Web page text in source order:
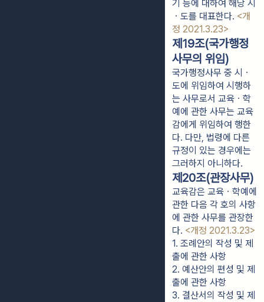
기 등에 대하여 해당 시
ㆍ도를 대표한다. <개
정 2021.3.23>
제19조(국가행정
사무의 위임)
국가행정사무 중 시ㆍ
도에 위임하여 시행하
는 사무로서 교육ㆍ학
예에 관한 사무는 교육
감에게 위임하여 행한
다. 다만, 법령에 다른
규정이 있는 경우에는
그러하지 아니하다.
제20조(관장사무)
교육감은 교육ㆍ학예에
관한 다음 각 호의 사항
에 관한 사무를 관장한
다. <개정 2021.3.23>
1. 조례안의 작성 및 제
출에 관한 사항
2. 예산안의 편성 및 제
출에 관한 사항
3. 결산서의 작성 및 제